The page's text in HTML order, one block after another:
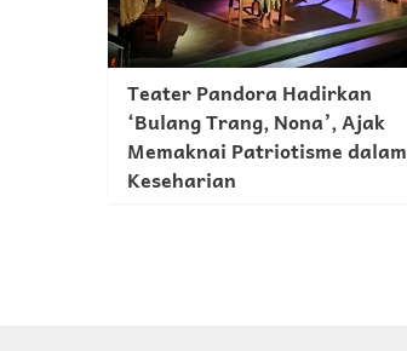
Teater Pandora Hadirkan
‘Bulang Trang, Nona’, Ajak
Memaknai Patriotisme dalam
Keseharian